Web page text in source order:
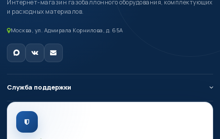
Интернет-магазин газобаллонного оборудования, комплектующих
и расходных материалов.
Москва, ул. Адмирала Корнилова, д. 65А
Служба поддержки
О компании